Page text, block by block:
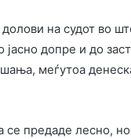
на судот во
допре и до
меѓутоа
предаде лесно,